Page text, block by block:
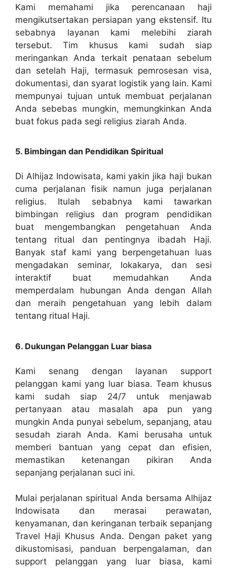
Kami memahami jika perencanaan haji
mengikutsertakan persiapan yang ekstensif. Itu
sebabnya layanan kami melebihi ziarah
tersebut. Tim khusus kami sudah siap
meringankan Anda terkait penataan sebelum
dan setelah Haji, termasuk pemrosesan visa,
dokumentasi, dan syarat logistik yang lain. Kami
mempunyai tujuan untuk membuat perjalanan
Anda sebebas mungkin, memungkinkan Anda
buat fokus pada segi religius ziarah Anda.
5. Bimbingan dan Pendidikan Spiritual
Di Alhijaz Indowisata, kami yakin jika haji bukan
cuma perjalanan fisik namun juga perjalanan
religius. Itulah sebabnya kami tawarkan
bimbingan religius dan program pendidikan
buat mengembangkan pengetahuan Anda
tentang ritual dan pentingnya ibadah Haji.
Banyak staf kami yang berpengetahuan luas
mengadakan seminar, lokakarya, dan sesi
interaktif buat memudahkan Anda
memperdalam hubungan Anda dengan Allah
dan meraih pengetahuan yang lebih dalam
tentang ritual Haji.
6. Dukungan Pelanggan Luar biasa
Kami senang dengan layanan support
pelanggan kami yang luar biasa. Team khusus
kami sudah siap 24/7 untuk menjawab
pertanyaan atau masalah apa pun yang
mungkin Anda punyai sebelum, sepanjang, atau
sesudah ziarah Anda. Kami berusaha untuk
memberi bantuan yang cepat dan efisien,
memastikan ketenangan pikiran Anda
sepanjang perjalanan suci ini.
Mulai perjalanan spiritual Anda bersama Alhijaz
Indowisata dan merasai perawatan,
kenyamanan, dan keringanan terbaik sepanjang
Travel Haji Khusus Anda. Dengan paket yang
dikustomisasi, panduan berpengalaman, dan
support pelanggan yang luar biasa, kami